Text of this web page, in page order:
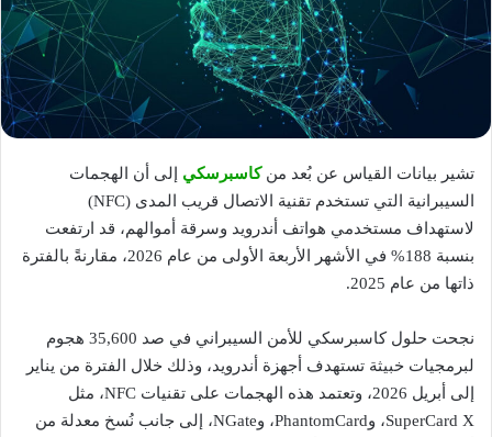
تشير بيانات القياس عن بُعد منكاسبرسكي إلى أن الهجمات
السيبرانية التي تستخدم تقنية الاتصال قريب المدى (NFC)
لاستهداف مستخدمي هواتف أندرويد وسرقة أموالهم، قد ارتفعت
بنسبة 188% في الأشهر الأربعة الأولى من عام 2026، مقارنةً بالفترة
ذاتها من عام 2025.
نجحت حلول كاسبرسكي للأمن السيبراني في صد 35,600 هجوم
لبرمجيات خبيثة تستهدف أجهزة أندرويد، وذلك خلال الفترة من يناير
إلى أبريل 2026، وتعتمد هذه الهجمات على تقنيات NFC، مثل
SuperCard X، وPhantomCard، وNGate، إلى جانب نُسخ معدلة من